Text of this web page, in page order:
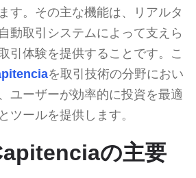
す。その主な機能は、リアルタ
動取引システムによって支えら
引体験を提供することです。こ
を取引技術の分野におい
ユーザーが効率的に投資を最適
ツールを提供します。
の主要